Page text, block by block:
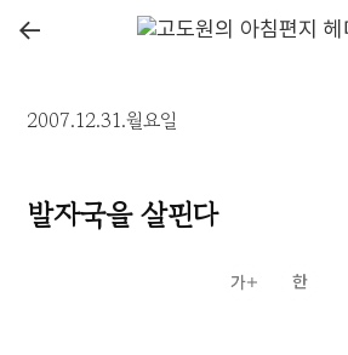
←
2007.12.31.월요일
발자국을 살핀다